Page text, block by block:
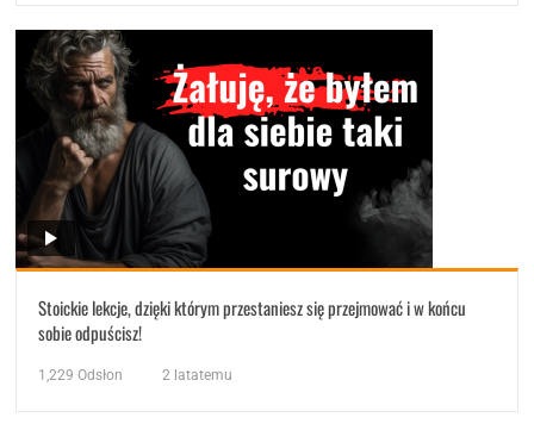
Stoickie lekcje, dzięki którym przestaniesz się przejmować i w końcu
sobie odpuścisz!
1,229 Odsłon 2 latatemu